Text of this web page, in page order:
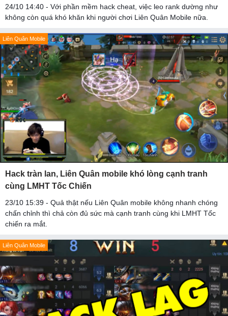
24/10 14:40 - Với phần mềm hack cheat, việc leo rank dường như
không còn quá khó khăn khi người chơi Liên Quân Mobile nữa.
Liên Quân Mobile
Hack tràn lan, Liên Quân mobile khó lòng cạnh tranh
cùng LMHT Tốc Chiến
23/10 15:39 - Quả thật nếu Liên Quân mobile không nhanh chóng
chấn chỉnh thì chả còn đủ sức mà cạnh tranh cùng khi LMHT Tốc
chiến ra mắt.
Liên Quân Mobile